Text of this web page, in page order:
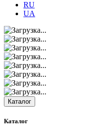
RU
UA
Каталог
Каталог